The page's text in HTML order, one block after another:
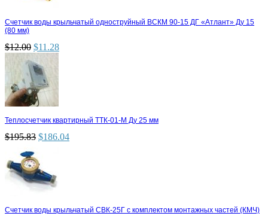
Счетчик воды крыльчатый одноструйный ВСКМ 90-15 ДГ «Атлант» Ду 15
(80 мм)
$12.00 $11.28
Теплосчетчик квартирный ТТК-01-М Ду 25 мм
$195.83 $186.04
Счетчик воды крыльчатый СВК-25Г с комплектом монтажных частей (КМЧ)